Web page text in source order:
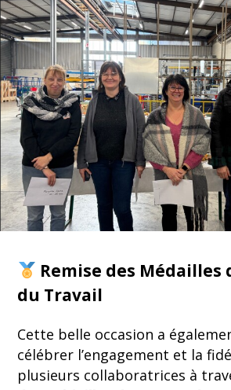
Remise des Médailles
du Travail
Cette belle occasion a
célébrer l’engagement et la
plusieurs collaboratrices à